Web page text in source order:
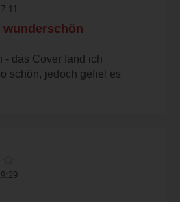
- das Cover fand ich
schön, jedoch gefiel es